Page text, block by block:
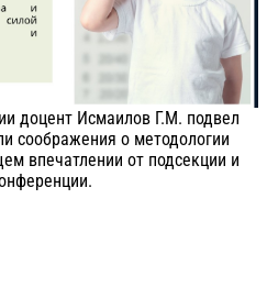
доцент Исмаилов Г.М. подвел
соображения о методологии
впечатлении от подсекции и